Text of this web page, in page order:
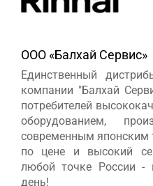
ООО «Балхай Сервис»
Единственный
компании "Балхай
потребителей
оборудованием,
современным японским
по цене и высокий
любой точке России
день!